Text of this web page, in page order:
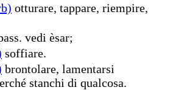
otturare, tappare, riempire,
vedi èsar;
soffiare.
brontolare, lamentarsi
stanchi di qualcosa.